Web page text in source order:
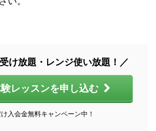
け放題・レンジ使い放題！／
レッスンを申し込む
入会金無料キャンペーン中！